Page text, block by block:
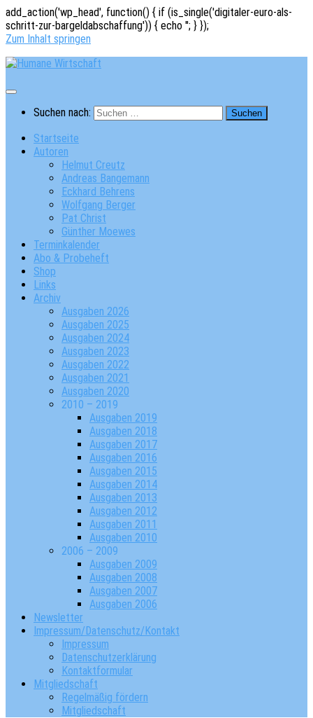
add_action('wp_head', function() { if (is_single('digitaler-euro-als-
schritt-zur-bargeldabschaffung')) { echo ''; } });
Zum Inhalt springen
Suchen nach:
Startseite
Autoren
Helmut Creutz
Andreas Bangemann
Eckhard Behrens
Wolfgang Berger
Pat Christ
Günther Moewes
Terminkalender
Abo & Probeheft
Shop
Links
Archiv
Ausgaben 2026
Ausgaben 2025
Ausgaben 2024
Ausgaben 2023
Ausgaben 2022
Ausgaben 2021
Ausgaben 2020
2010 – 2019
Ausgaben 2019
Ausgaben 2018
Ausgaben 2017
Ausgaben 2016
Ausgaben 2015
Ausgaben 2014
Ausgaben 2013
Ausgaben 2012
Ausgaben 2011
Ausgaben 2010
2006 – 2009
Ausgaben 2009
Ausgaben 2008
Ausgaben 2007
Ausgaben 2006
Newsletter
Impressum/Datenschutz/Kontakt
Impressum
Datenschutzerklärung
Kontaktformular
Mitgliedschaft
Regelmäßig fördern
Mitgliedschaft